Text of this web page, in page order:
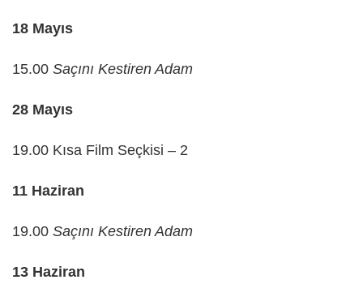
18 Mayıs
15.00 Saçını Kestiren Adam
28 Mayıs
19.00 Kısa Film Seçkisi – 2
11 Haziran
19.00 Saçını Kestiren Adam
13 Haziran